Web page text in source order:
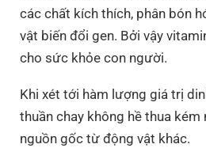
các chất kích thích, phân bón
vật biến đổi gen. Bởi vậy
cho sức khỏe con người.
Khi xét tới hàm lượng giá trị
thuần chay không hề thua
nguồn gốc từ động vật khác.